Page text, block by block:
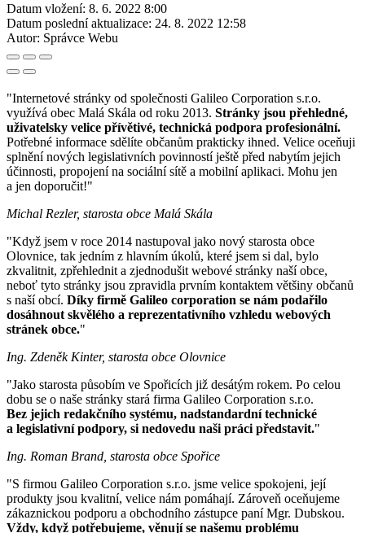
Datum vložení: 8. 6. 2022 8:00
Datum poslední aktualizace: 24. 8. 2022 12:58
Autor: Správce Webu
"Internetové stránky od společnosti Galileo Corporation s.r.o.
využívá obec Malá Skála od roku 2013. Stránky jsou přehledné,
uživatelsky velice přívětivé, technická podpora profesionální.
Potřebné informace sdělíte občanům prakticky ihned. Velice oceňuji
splnění nových legislativních povinností ještě před nabytím jejich
účinnosti, propojení na sociální sítě a mobilní aplikaci. Mohu jen
a jen doporučit!"
Michal Rezler, starosta obce Malá Skála
"Když jsem v roce 2014 nastupoval jako nový starosta obce
Olovnice, tak jedním z hlavním úkolů, které jsem si dal, bylo
zkvalitnit, zpřehlednit a zjednodušit webové stránky naší obce,
neboť tyto stránky jsou zpravidla prvním kontaktem většiny občanů
s naší obcí. Díky firmě Galileo corporation se nám podařilo
dosáhnout skvělého a reprezentativního vzhledu webových
stránek obce."
Ing. Zdeněk Kinter, starosta obce Olovnice
"Jako starosta působím ve Spořicích již desátým rokem. Po celou
dobu se o naše stránky stará firma Galileo Corporation s.r.o.
Bez jejich redakčního systému, nadstandardní technické
a legislativní podpory, si nedovedu naši práci představit."
Ing. Roman Brand, starosta obce Spořice
"S firmou Galileo Corporation s.r.o. jsme velice spokojeni, její
produkty jsou kvalitní, velice nám pomáhají. Zároveň oceňujeme
zákaznickou podporu a obchodního zástupce paní Mgr. Dubskou.
Vždy, když potřebujeme, věnují se našemu problému